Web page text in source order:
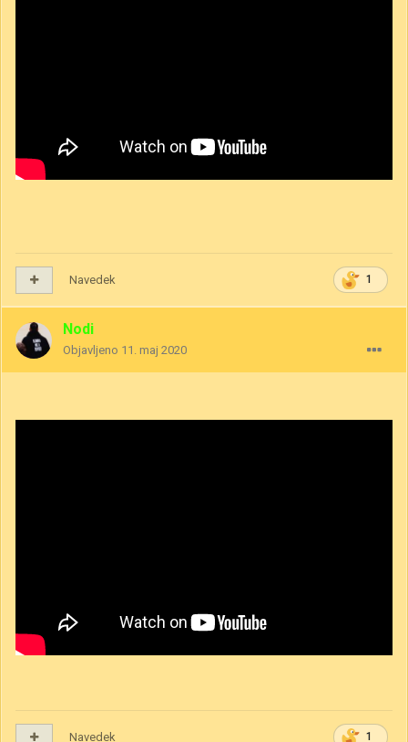
1
Navedek
Nodi
Objavljeno 11. maj 2020
1
Navedek